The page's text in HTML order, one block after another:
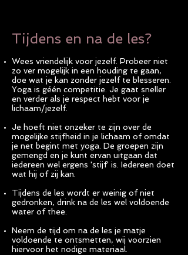
Tijdens en na de les?
Wees vriendelijk voor jezelf. Probeer niet
zo ver mogelijk in een houding te gaan,
doe wat je kan zonder jezelf te blesseren.
Yoga is géén competitie. Je gaat sneller
en verder als je respect hebt voor je
lichaam/jezelf.
Je hoeft niet onzeker te zijn over de
mogelijke stijfheid in je lichaam of omdat
je net begint met yoga. De groepen zijn
gemengd en je kunt ervan uitgaan dat
iedereen wel ergens 'stijf' is. Iedereen doet
wat hij of zij kan.
Tijdens de les wordt er weinig of niet
gedronken, drink na de les wel voldoende
water of thee.
Neem de tijd om na de les je matje
voldoende te ontsmetten, wij voorzien
hiervoor het nodige materiaal.